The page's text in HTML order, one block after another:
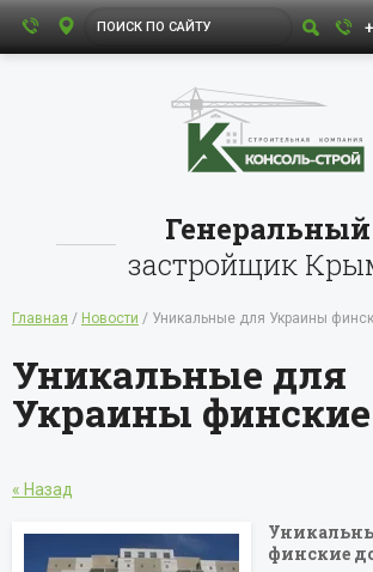
Генеральный
застройщик
Главная / Новости / Уникальные для Украины
Уникальные для
Украины
« Назад
финские